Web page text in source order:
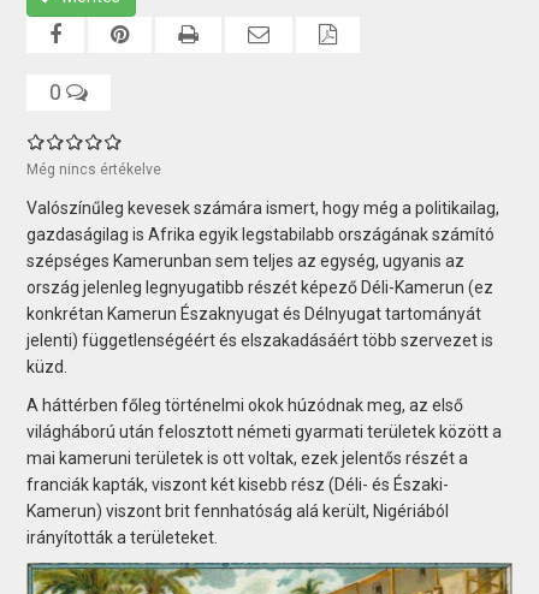
0
Még nincs értékelve
Valószínűleg kevesek számára ismert, hogy még a politikailag,
gazdaságilag is Afrika egyik legstabilabb országának számító
szépséges Kamerunban sem teljes az egység, ugyanis az
ország jelenleg legnyugatibb részét képező Déli-Kamerun (ez
konkrétan Kamerun Északnyugat és Délnyugat tartományát
jelenti) függetlenségéért és elszakadásáért több szervezet is
küzd.
A háttérben főleg történelmi okok húzódnak meg, az első
világháború után felosztott németi gyarmati területek között a
mai kameruni területek is ott voltak, ezek jelentős részét a
franciák kapták, viszont két kisebb rész (Déli- és Északi-
Kamerun) viszont brit fennhatóság alá került, Nigériából
irányították a területeket.